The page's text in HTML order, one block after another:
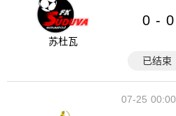
苏杜瓦
0 - 0
已结束
00:00
07-25